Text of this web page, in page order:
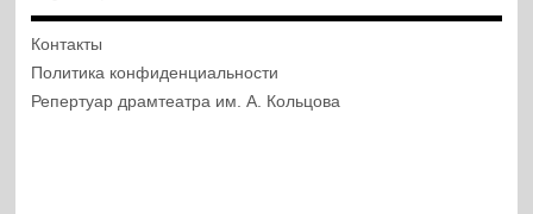
Контакты
Политика конфиденциальности
Репертуар драмтеатра им. А. Кольцова